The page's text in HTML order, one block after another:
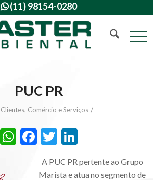
(11) 98154-0280
PUC PR
Clientes, Comércio e Serviços /
WhatsApp
Facebook
Twitter
A PUC PR pertente ao Grupo
Marista e atua no segmento de